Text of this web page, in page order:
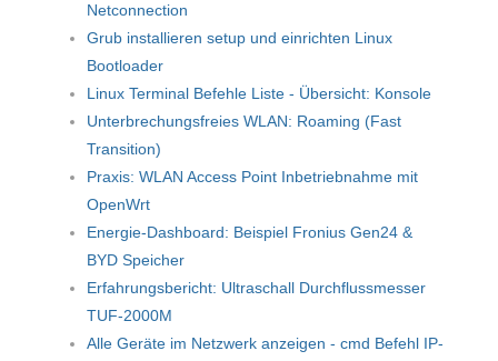
Netconnection
Grub installieren setup und einrichten Linux
Bootloader
Linux Terminal Befehle Liste - Übersicht: Konsole
Unterbrechungsfreies WLAN: Roaming (Fast
Transition)
Praxis: WLAN Access Point Inbetriebnahme mit
OpenWrt
Energie-Dashboard: Beispiel Fronius Gen24 &
BYD Speicher
Erfahrungsbericht: Ultraschall Durchflussmesser
TUF-2000M
Alle Geräte im Netzwerk anzeigen - cmd Befehl IP-